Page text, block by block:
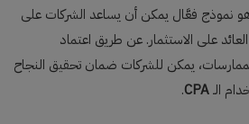
نموذج فعَّال يمكن أن يساعد الشركات على
على الاستثمار. عن طريق اعتماد
يمكن للشركات ضمان تحقيق النجاح
الـCPA
.